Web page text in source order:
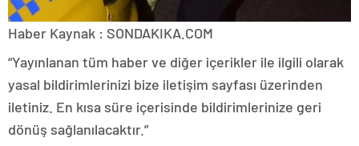
Haber Kaynak : SONDAKIKA.COM
“Yayınlanan tüm haber ve diğer içerikler ile ilgili olarak
yasal bildirimlerinizi bize iletişim sayfası üzerinden
iletiniz. En kısa süre içerisinde bildirimlerinize geri
dönüş sağlanılacaktır.”